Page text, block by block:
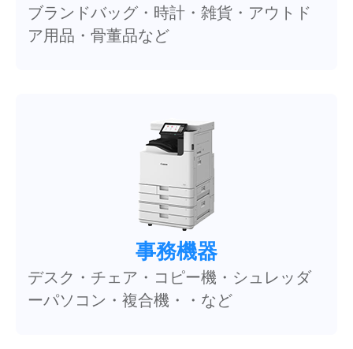
ブランドバッグ・時計・雑貨・アウトド
ア用品・骨董品など
事務機器
デスク・チェア・コピー機・シュレッダ
ーパソコン・複合機・・など